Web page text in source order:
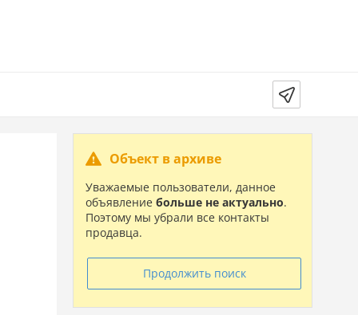
Объект в архиве
Уважаемые пользователи, данное
объявление больше не актуально.
Поэтому мы убрали все контакты
продавца.
Продолжить поиск